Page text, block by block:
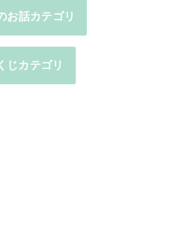
お話カテゴリ
じカテゴリ